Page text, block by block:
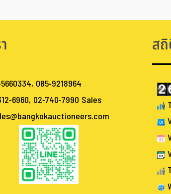
085-9218964
6960, 02-740-7990 Sales
ส